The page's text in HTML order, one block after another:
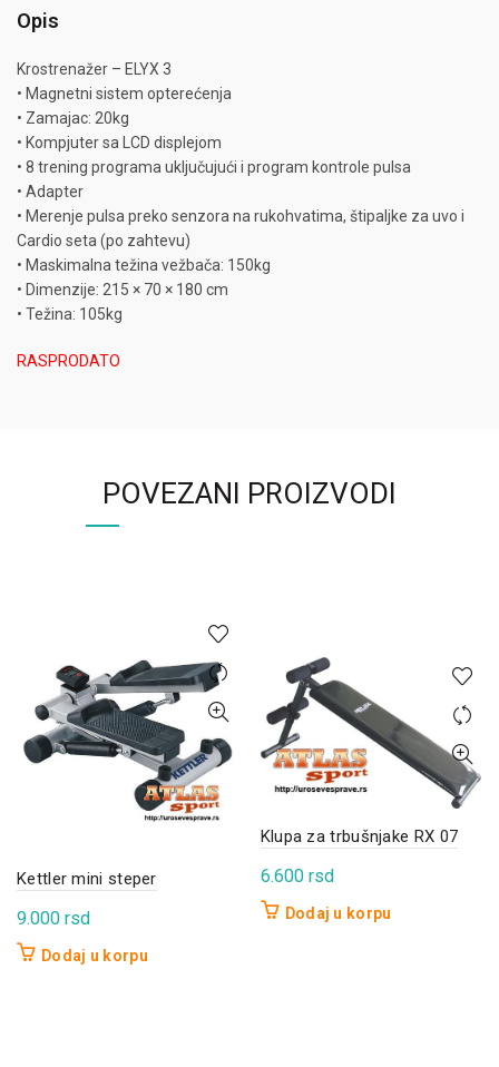
Opis
Krostrenažer – ELYX 3
• Magnetni sistem opterećenja
• Zamajac: 20kg
• Kompjuter sa LCD displejom
• 8 trening programa uključujući i program kontrole pulsa
• Adapter
• Merenje pulsa preko senzora na rukohvatima, štipaljke za uvo i
Cardio seta (po zahtevu)
• Maskimalna težina vežbača: 150kg
• Dimenzije: 215 × 70 × 180 cm
• Težina: 105kg
RASPRODATO
POVEZANI PROIZVODI
Kettler mini steper
9.000 rsd
Dodaj u korpu
Klupa za trbušnjake RX 07
6.600 rsd
Dodaj u korpu